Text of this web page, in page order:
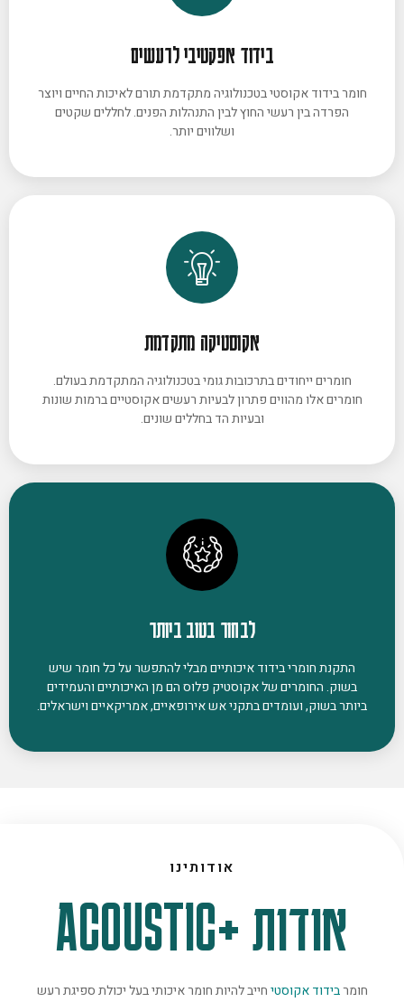
בידוד אפקטיבי לרעשים
חומר בידוד אקוסטי בטכנולוגיה מתקדמת תורם לאיכות החיים ויוצר
הפרדה בין רעשי החוץ לבין התנהלות הפנים. לחללים שקטים
ושלווים יותר.
אקוסטיקה מתקדמת
חומרים ייחודים בתרכובות גומי בטכנולוגיה המתקדמת בעולם.
חומרים אלו מהווים פתרון לבעיות רעשים אקוסטיים ברמות שונות
ובעיות הד בחללים שונים.
לבחור בטוב ביותר
התקנת חומרי בידוד איכותיים מבלי להתפשר על כל חומר שיש
בשוק. החומרים של אקוסטיק פלוס הם מן האיכותיים והעמידים
ביותר בשוק, ועומדים בתקני אש אירופאיים, אמריקאיים וישראלים.
אודותינו
אודות +ACOUSTIC
חומרבידוד אקוסטיחייב להיות חומר איכותי בעל יכולת ספיגת רעש